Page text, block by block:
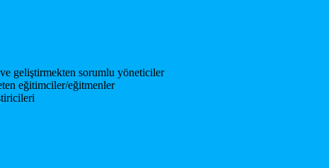
geliştirmekten sorumlu yöneticiler
eğitimciler/eğitmenler